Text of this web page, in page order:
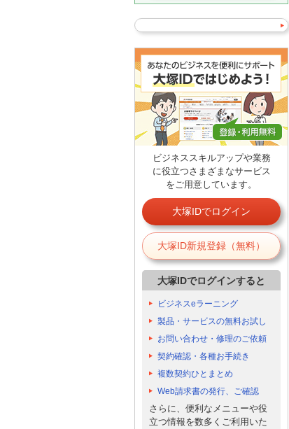
ビジネススキルアップや業務
に役立つさまざまなサービス
をご用意しています。
大塚IDでログイン
大塚ID新規登録（無料）
大塚IDでログインすると
ビジネスeラーニング
製品・サービスの無料お試し
お問い合わせ・修理のご依頼
契約確認・各種お手続き
複数契約ひとまとめ
Web請求書の発行、ご確認
さらに、便利なメニューや役
立つ情報を数多くご利用いた